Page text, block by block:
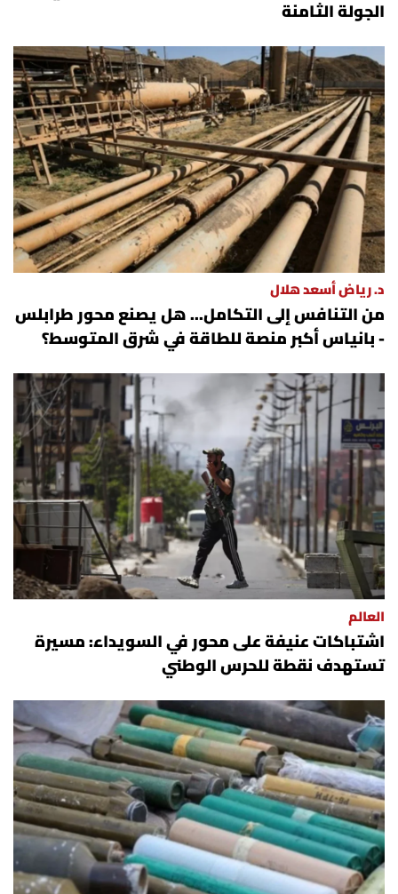
الجولة الثامنة
د. رياض أسعد هلال
من التنافس إلى التكامل... هل يصنع محور طرابلس
- بانياس أكبر منصة للطاقة في شرق المتوسط؟
العالم
اشتباكات عنيفة على محور في السويداء: مسيرة
تستهدف نقطة للحرس الوطني